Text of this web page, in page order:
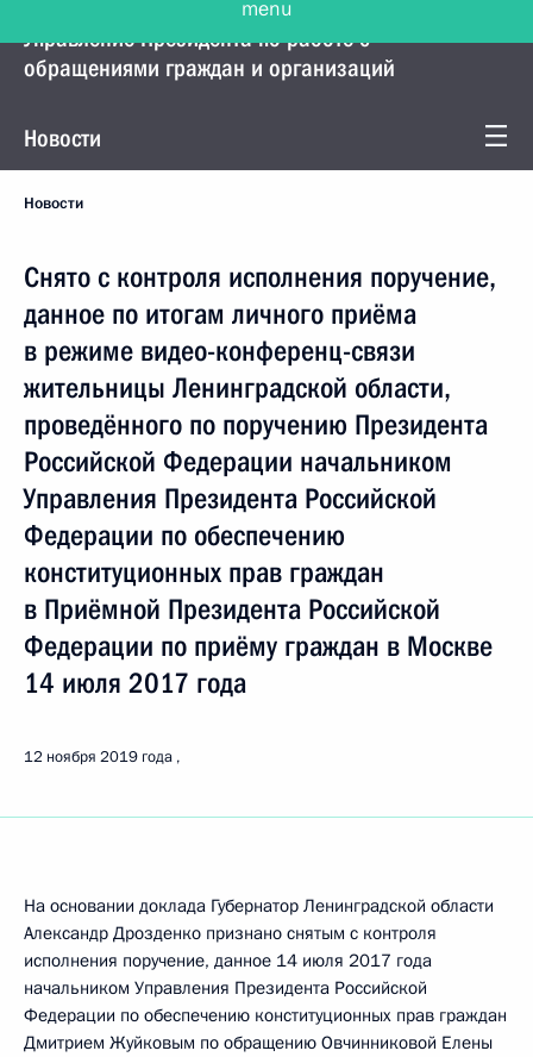
Управление Президента по работе с
обращениями граждан и организаций
Новости
Новости
Снято с контроля исполнения поручение,
данное по итогам личного приёма
в режиме видео-конференц-связи
жительницы Ленинградской области,
проведённого по поручению Президента
Российской Федерации начальником
Управления Президента Российской
Федерации по обеспечению
конституционных прав граждан
в Приёмной Президента Российской
Федерации по приёму граждан в Москве
14 июля 2017 года
12 ноября 2019 года
На основании доклада Губернатор Ленинградской области
Александр Дрозденко признано снятым с контроля
исполнения поручение, данное 14 июля 2017 года
начальником Управления Президента Российской
Федерации по обеспечению конституционных прав граждан
Дмитрием Жуйковым по обращению Овчинниковой Елены